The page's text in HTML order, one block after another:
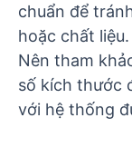
chuẩn để
hoặc chất liệu.
Nên tham
số kích thước
với hệ thống